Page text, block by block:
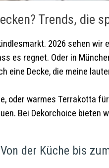
Trends, die
2026 sehen wir
es regnet. Oder in
eine Decke, die meine
oder warmes Terrakotta
Bei Dekorchoice
der Küche bis